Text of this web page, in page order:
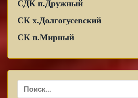
СДК п.Дружный
СК х.Долгогусевский
СК п.Мирный
Найти: